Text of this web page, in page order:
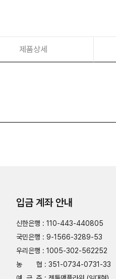
제품상세
입금 계좌 안내
신한은행 : 110-443-440805
국민은행 : 9-1566-3289-53
우리은행 : 1005-302-562252
농 협 : 351-0734-0731-33